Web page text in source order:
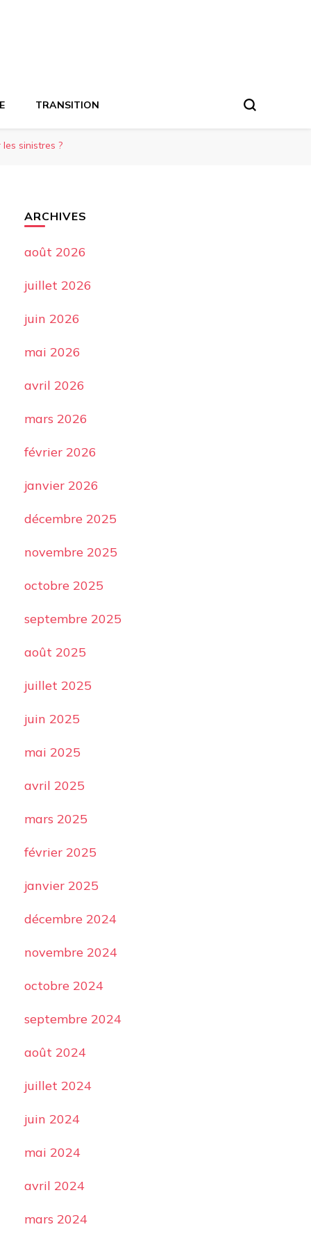
TRANSITION
sinistres ?
ARCHIVES
août 2026
juillet 2026
juin 2026
mai 2026
avril 2026
mars 2026
février 2026
janvier 2026
décembre 2025
novembre 2025
octobre 2025
septembre 2025
août 2025
juillet 2025
juin 2025
mai 2025
avril 2025
mars 2025
février 2025
janvier 2025
décembre 2024
novembre 2024
octobre 2024
septembre 2024
août 2024
juillet 2024
juin 2024
mai 2024
avril 2024
mars 2024